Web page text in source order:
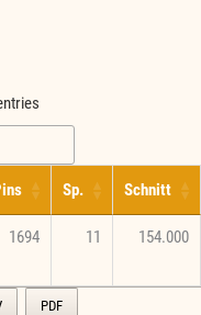
Sp. Schnitt
1694 11 154.000
PDF